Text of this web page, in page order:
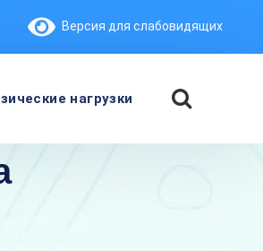
Версия для слабовидящих
нагрузки